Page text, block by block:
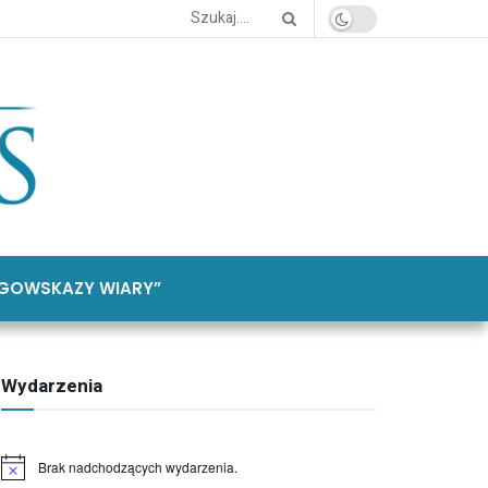
WIARY”
Wydarzenia
Powiadomienie
Brak nadchodzących wydarzenia.